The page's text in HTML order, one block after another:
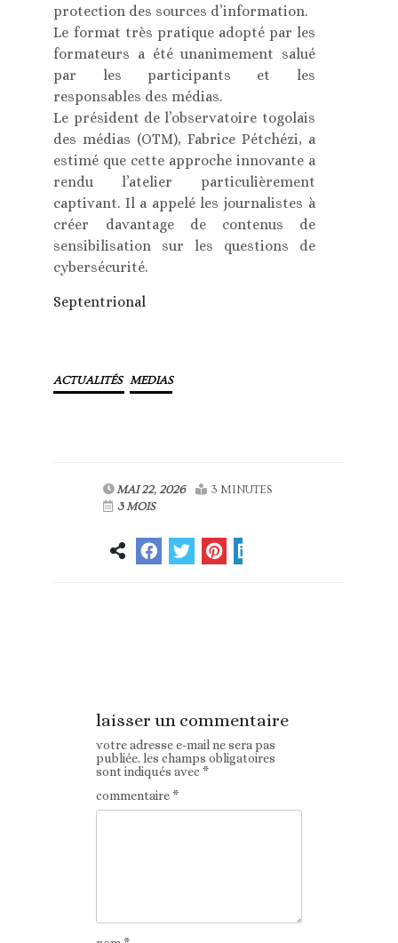
protection des sources d’information.
Le format très pratique adopté par les
formateurs a été unanimement salué
par les participants et les
responsables des médias.
Le président de l’observatoire togolais
des médias (OTM), Fabrice Pétchézi, a
estimé que cette approche innovante a
rendu l’atelier particulièrement
captivant. Il a appelé les journalistes à
créer davantage de contenus de
sensibilisation sur les questions de
cybersécurité.
Septentrional
ACTUALITÉS MEDIAS
MAI 22, 2026
3 MINUTES
3 MOIS
laisser un commentaire
votre adresse e-mail ne sera pas
publiée. les champs obligatoires
sont indiqués avec*
commentaire*